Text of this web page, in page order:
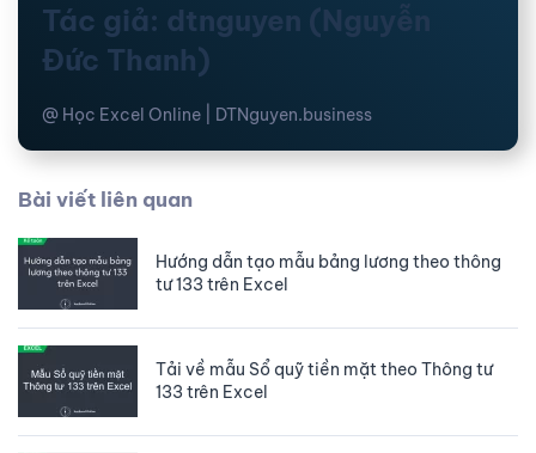
Tác giả: dtnguyen (Nguyễn
Đức Thanh)
@ Học Excel Online | DTNguyen.business
Bài viết liên quan
Hướng dẫn tạo mẫu bảng lương theo thông
tư 133 trên Excel
Tải về mẫu Sổ quỹ tiền mặt theo Thông tư
133 trên Excel